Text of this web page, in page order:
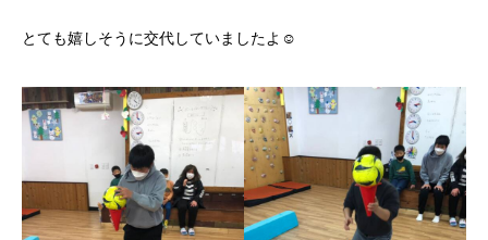
とても嬉しそうに交代していましたよ☺